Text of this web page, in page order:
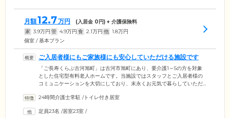
月額12.7万円 (入居金 0円) + 介護保険料
家 3.9万円 管 4.9万円 食 2.1万円 他 1.8万円
個室 / 基本プラン
ご入居者様にもご家族様にも安心していただける施設です
「ご長寿くらぶ古河旭町」は古河市旭町にあり、要介護1～5の方を対象
とした住宅型有料老人ホームです。当施設ではスタッフとご入居者様の
コミュニケーションを大切にしており、末永くお元気で暮らしていただ
回以上の入浴では、お体の不自由な方のために特殊浴もご用意。ご入居
飲食店や商業施設が複数あり、生活の拠点としておすすめです。ちょっ
24時間介護士常駐 /トイレ付き居室
定員23名 /居室23室 /